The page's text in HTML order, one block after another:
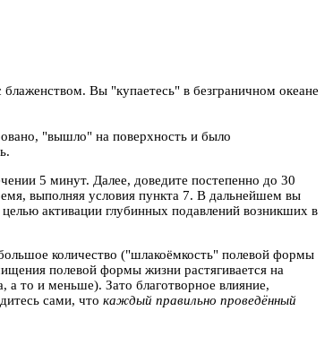
Вы "купаетесь" в безграничном океане
"вышло" на поверхность и было
5 минут. Далее, доведите постепенно до 30
выполняя условия пункта 7. В дальнейшем вы
активации глубинных подавлений возникших в
количество ("шлакоёмкость" полевой формы
полевой формы жизни растягивается на
а то и меньше). Зато благотворное влияние,
сами, что каждый правильно проведённый